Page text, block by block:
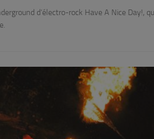
d’électro-rock Have A Nice Day!,